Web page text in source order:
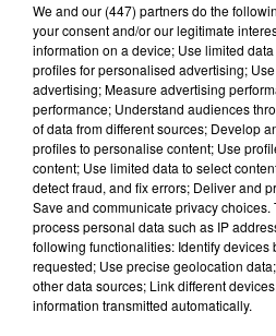
Lecture (4 min 18 sec)
100%
100% Radio les infos des
We and our (447) partnersdo the
your consent and/or our legitimate
information on a device; Use limited
profiles for personalised advertising;
advertising; Measure advertising
performance; Understand audiences
of data from different sources; Develop
profiles to personalise content; Use
content; Use limited data to select
detect fraud, and fix errors; Deliver and
Save and communicate privacy
process personal data such as IP
following functionalities: Identify
requested; Use precise geolocation
other data sources; Link different
information transmitted automatically.